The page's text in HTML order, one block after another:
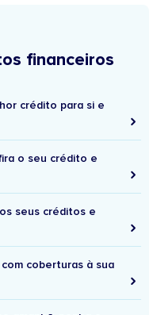
financeiros
crédito para si e
o seu crédito e
seus créditos e
coberturas à sua